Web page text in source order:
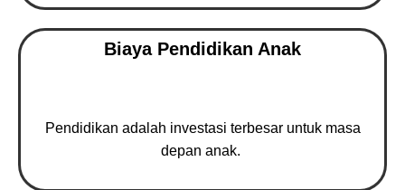
Biaya Pendidikan Anak
Pendidikan adalah investasi terbesar untuk masa
depan anak.